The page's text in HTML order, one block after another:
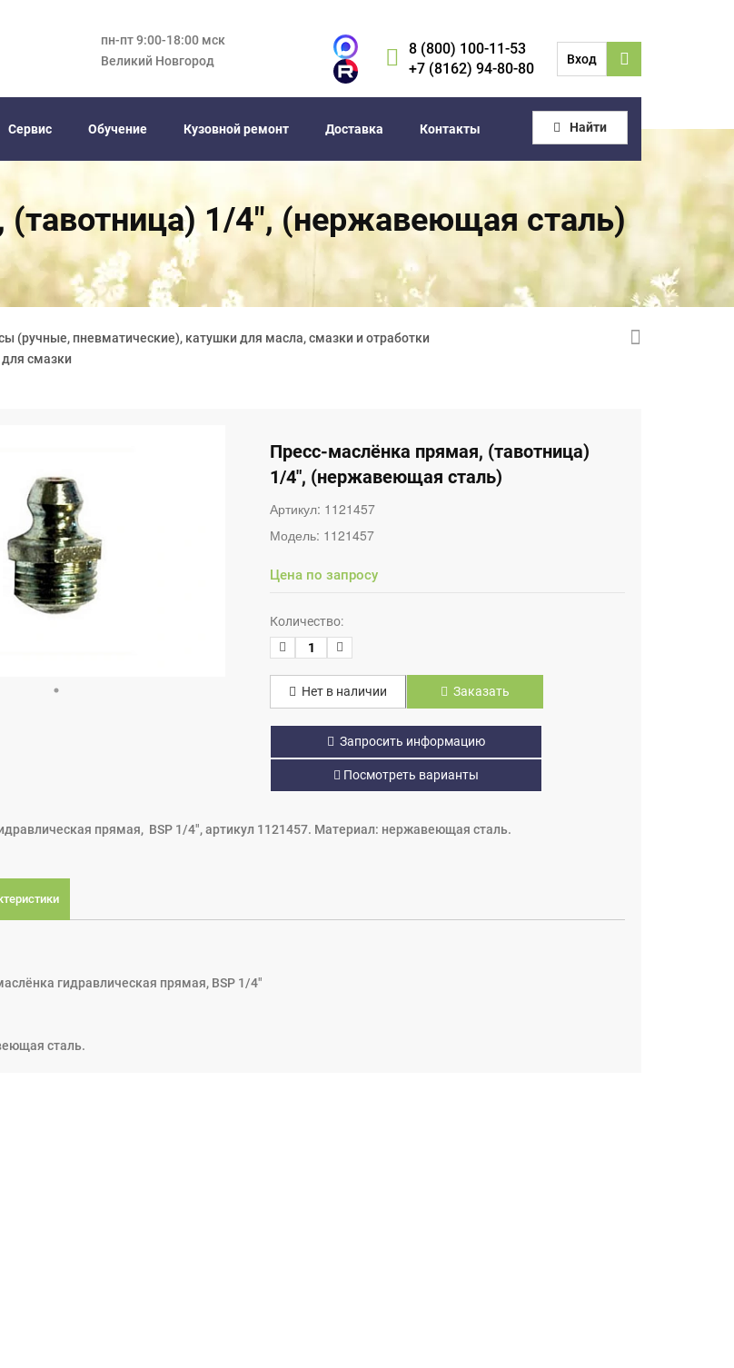
пн-пт 9:00-18:00 мск
Великий Новгород
8 (800) 100-11-53
+7 (8162) 94-80-80
Вход
Сервис Обучение Кузовной ремонт Доставка Контакты Найти
(тавотница) 1/4", (нержавеющая сталь)
(ручные, пневматические), катушки для масла, смазки и отработки
смазки
Пресс-маслёнка прямая, (тавотница)
1/4", (нержавеющая сталь)
Артикул: 1121457
Модель: 1121457
Цена по запросу
Количество:
Нет в наличии Заказать
Запросить информацию
Посмотреть варианты
прямая, BSP 1/4", артикул 1121457. Материал: нержавеющая сталь.
гидравлическая прямая, BSP 1/4"
сталь.